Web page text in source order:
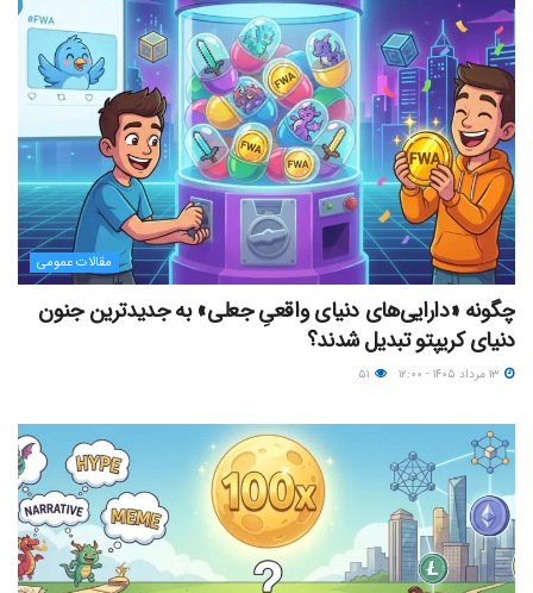
مقالات عمومی
چگونه «دارایی‌های دنیای واقعیِ جعلی» به جدیدترین جنون
دنیای کریپتو تبدیل شدند؟